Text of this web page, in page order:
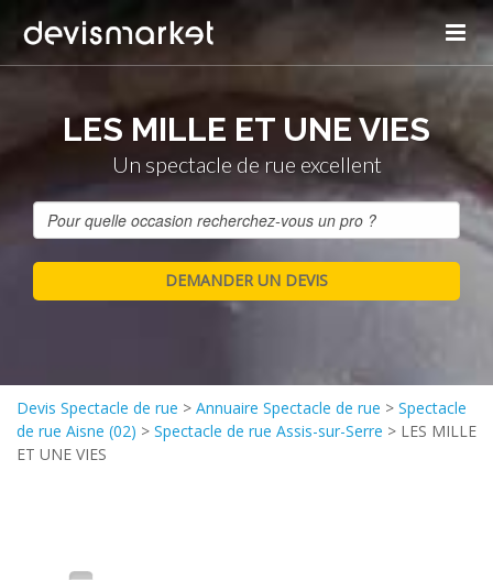
LES MILLE ET UNE VIES
Un spectacle de rue excellent
Devis Spectacle de rue > Annuaire Spectacle de rue > Spectacle
de rue Aisne (02) > Spectacle de rue Assis-sur-Serre > LES MILLE
ET UNE VIES